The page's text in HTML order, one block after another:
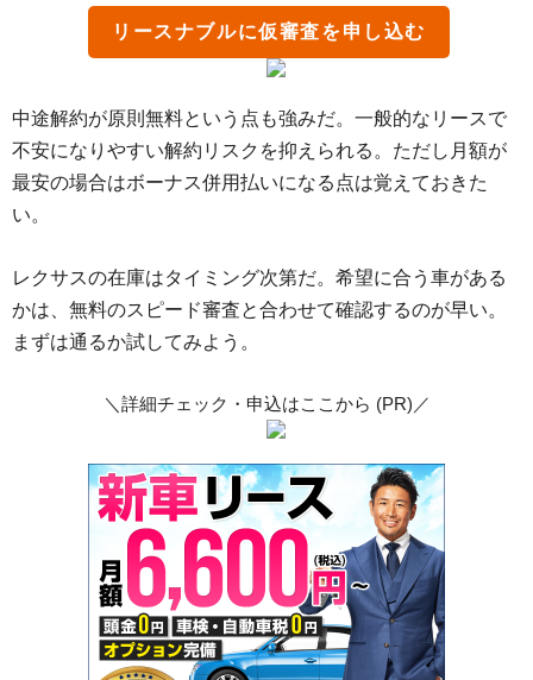
リースナブルに仮審査を申し込む
中途解約が原則無料という点も強みだ。一般的なリースで
不安になりやすい解約リスクを抑えられる。ただし月額が
最安の場合はボーナス併用払いになる点は覚えておきた
い。
レクサスの在庫はタイミング次第だ。希望に合う車がある
かは、無料のスピード審査と合わせて確認するのが早い。
まずは通るか試してみよう。
＼詳細チェック・申込はここから (PR)／